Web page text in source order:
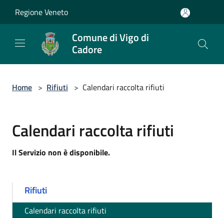
Regione Veneto
Comune di Vigo di
Cadore
Home > Rifiuti > Calendari raccolta rifiuti
Calendari raccolta rifiuti
Il Servizio non è disponibile.
Rifiuti
Calendari raccolta rifiuti